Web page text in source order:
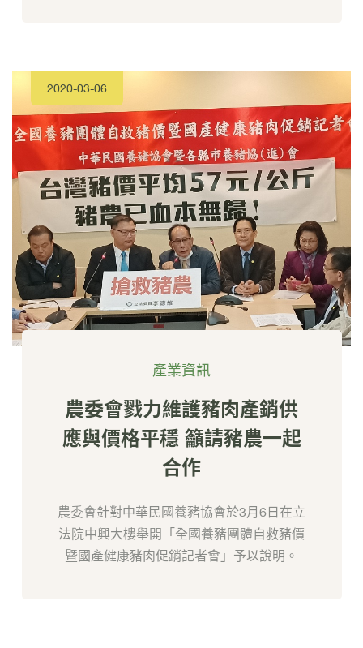
2020-03-06
產業資訊
農委會戮力維護豬肉產銷供
應與價格平穩 籲請豬農一起
合作
農委會針對中華民國養豬協會於3月6日在立
法院中興大樓舉開「全國養豬團體自救豬價
暨國產健康豬肉促銷記者會」予以說明。